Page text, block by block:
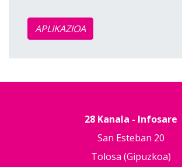
APLIKAZIOA
28 Kanala - Infosare
San Esteban 20
Tolosa (Gipuzkoa)